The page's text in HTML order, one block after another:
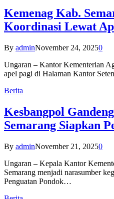
Kemenag Kab.
Koordinasi Lewat
By adminNovember 24, 20250
Ungaran – Kantor Kementerian
apel pagi di Halaman Kantor
Berita
Kesbangpol
Semarang Siapkan
By adminNovember 21, 20250
Ungaran – Kepala Kantor
Semarang menjadi narasumber
Penguatan Pondok…